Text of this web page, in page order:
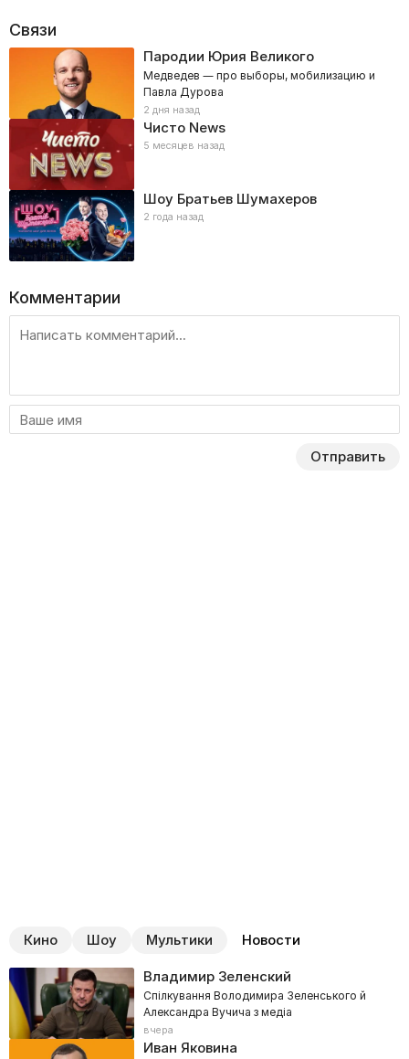
Авторы проекта уверены, что умение высмеивать
агрессора делает украинский народ только сильнее.
Поэтому Женя и Саша из киевской студии оказывают
поддержку ВСУ и Теробороне, а также пытаются
поднять боевой дух нации, чтобы помочь приблизить
победу над врагом.
За Украиной правда и сила, а «Байрактор News» —
юмористическое оружие страны!
Связи
Пародии Юрия Великого
Медведев — про выборы, мобилизацию и
Павла Дурова
2 дня назад
Чисто News
5 месяцев назад
Шоу Братьев Шумахеров
2 года назад
Комментарии
Отправить
Кино Шоу Мультики Новости
Владимир Зеленский
Спілкування Володимира Зеленського й
Александра Вучича з медіа
вчера
Иван Яковина